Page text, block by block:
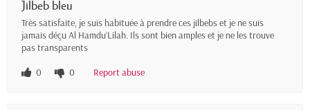
Jilbeb bleu
Très satisfaite, je suis habituée à prendre ces jilbebs et je ne suis
jamais déçu Al Hamdu’Lilah. Ils sont bien amples et je ne les trouve
pas transparents
0
0 Report abuse